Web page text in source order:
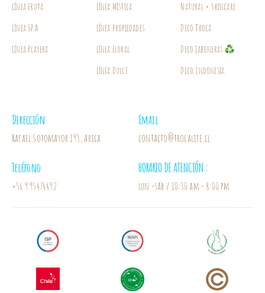
Línea Fruta
Línea SPA
Línea Playera
Línea Mística
Línea Propiedades
Línea Floral
Línea Dulce
Natural + Skincare
Deco Troca
Deco Jaboneras
Deco Indonesia
Dirección
Rafael Sotomayor 193, Arica
Teléfono
+56 9 95474492
Email
contacto@trocalife.cl
HORARIO DE ATENCIÓN :
lun -sáb / 10:30 am - 8:00 pm